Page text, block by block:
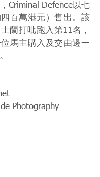
Criminal Defence以七
百萬港元）售出。該
蘭打吡跑入第11名，
馬主購入及交由邊一
Photography